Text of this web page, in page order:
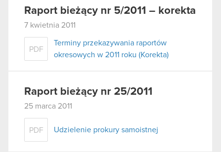
Raport bieżący nr 5/2011 – korekta
7 kwietnia 2011
PDF
Terminy przekazywania raportów
okresowych w 2011 roku (Korekta)
Raport bieżący nr 25/2011
25 marca 2011
PDF Udzielenie prokury samoistnej